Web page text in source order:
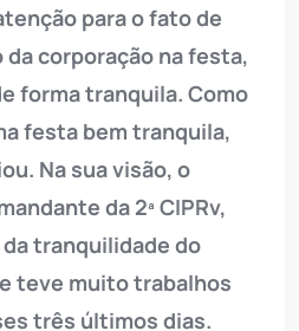
para o fato de
corporação na festa,
forma tranquila. Como
festa bem tranquila,
Na sua visão, o
da 2ª CIPRv,
tranquilidade do
teve muito trabalhos
três últimos dias.